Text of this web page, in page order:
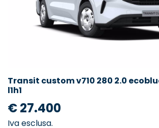
Transit custom v710 280 2.0
l1h1
€ 27.400
Iva esclusa.